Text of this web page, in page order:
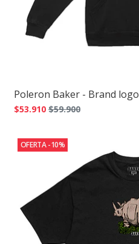
Poleron Baker - Brand logo
$53.910 $59.900
OFERTA -10%